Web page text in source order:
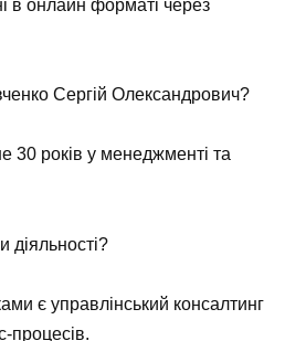
в онлайн форматі через
Сергій Олександрович?
30 років у менеджменті та
діяльності?
є управлінський консалтинг
процесів.